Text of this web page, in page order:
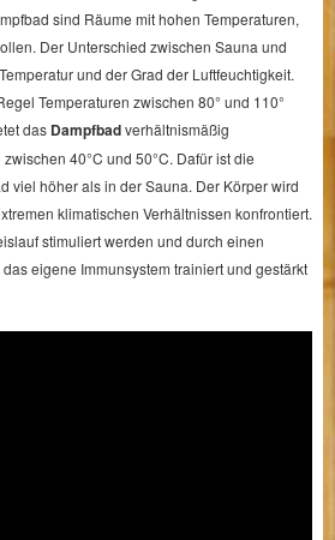
sind Räume mit hohen Temperaturen,
Der Unterschied zwischen Sauna und
und der Grad der Luftfeuchtigkeit.
Temperaturen zwischen 80° und 110°
das Dampfbadverhältnismäßig
40°C und 50°C. Dafür ist die
viel höher als in der Sauna. Der Körper wird
klimatischen Verhältnissen konfrontiert.
stimuliert werden und durch einen
eigene Immunsystem trainiert und gestärkt